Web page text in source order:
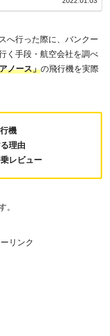
しています。
へ行った際に、バンクー
く手段・航空会社を調べ
ノース」の飛行機を実際
機
理由
レビュー
。
リンク